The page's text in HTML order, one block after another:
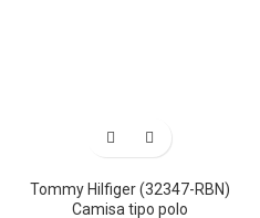
Tommy Hilfiger (32347-RBN)
Camisa tipo polo